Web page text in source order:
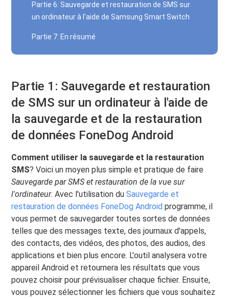
Partie 6: Sauvegarde et restauration de SMS sur
un ordinateur à l'aide de Samsung Smart Switch
Partie 7: En résumé
Partie 1: Sauvegarde et restauration
de SMS sur un ordinateur à l'aide de
la sauvegarde et de la restauration
de données FoneDog Android
Comment utiliser la sauvegarde et la restauration
SMS? Voici un moyen plus simple et pratique de faire
Sauvegarde par SMS et restauration de la vue sur
l'ordinateur. Avec l'utilisation duSauvegarde et
restauration de données FoneDog Android programme, il
vous permet de sauvegarder toutes sortes de données
telles que des messages texte, des journaux d'appels,
des contacts, des vidéos, des photos, des audios, des
applications et bien plus encore. L'outil analysera votre
appareil Android et retournera les résultats que vous
pouvez choisir pour prévisualiser chaque fichier. Ensuite,
vous pouvez sélectionner les fichiers que vous souhaitez